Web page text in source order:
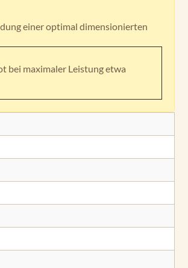
einer optimal dimensionierten
bei maximaler Leistung etwa